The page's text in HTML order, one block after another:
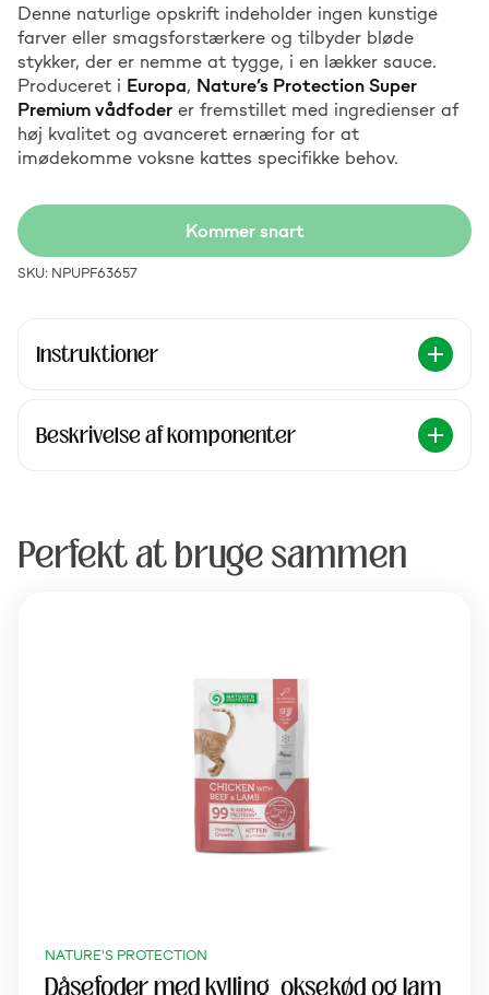
Denne naturlige opskrift indeholder ingen kunstige
farver eller smagsforstærkere og tilbyder bløde
stykker, der er nemme at tygge, i en lækker sauce.
Produceret i Europa, Nature’s Protection Super
Premium vådfoder er fremstillet med ingredienser af
høj kvalitet og avanceret ernæring for at
imødekomme voksne kattes specifikke behov.
Kommer snart
SKU: NPUPF63657
Instruktioner
Beskrivelse af komponenter
Perfekt at bruge sammen
NATURE'S PROTECTION
Dåsefoder med kylling, oksekød og lam